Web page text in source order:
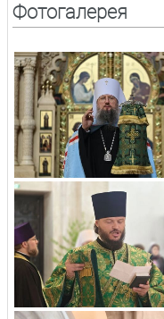
Фотогалерея